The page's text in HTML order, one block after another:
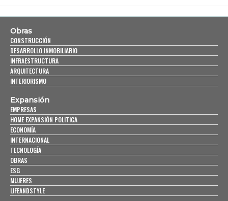
Obras
CONSTRUCCIÓN
DESARROLLO INMOBILIARIO
INFRAESTRUCTURA
ARQUITECTURA
INTERIORISMO
Expansión
EMPRESAS
HOME EXPANSIÓN POLITICA
ECONOMÍA
INTERNACIONAL
TECNOLOGÍA
OBRAS
ESG
MUJERES
LIFEANDSTYLE